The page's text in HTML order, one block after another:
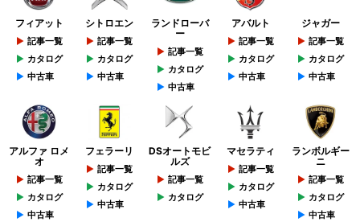
フィアット
記事一覧
カタログ
中古車
シトロエン
記事一覧
カタログ
中古車
ランドローバ
ー
記事一覧
カタログ
中古車
アバルト
記事一覧
カタログ
中古車
ジャガー
記事一覧
カタログ
中古車
アルファ ロメ
オ
記事一覧
カタログ
中古車
フェラーリ
記事一覧
カタログ
中古車
DSオートモビ
ルズ
記事一覧
カタログ
マセラティ
記事一覧
カタログ
中古車
ランボルギー
ニ
記事一覧
カタログ
中古車